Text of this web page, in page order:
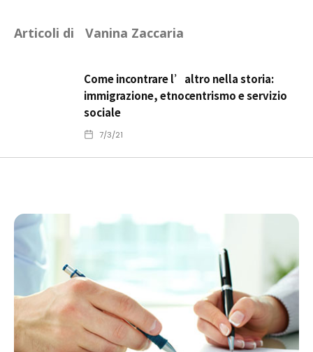
Articoli di Vanina Zaccaria
Come incontrare l’altro nella storia:
immigrazione, etnocentrismo e servizio
sociale
7/3/21